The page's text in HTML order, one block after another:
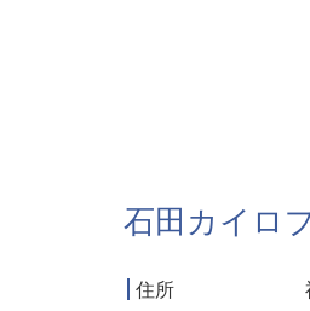
石田カイロ
住所